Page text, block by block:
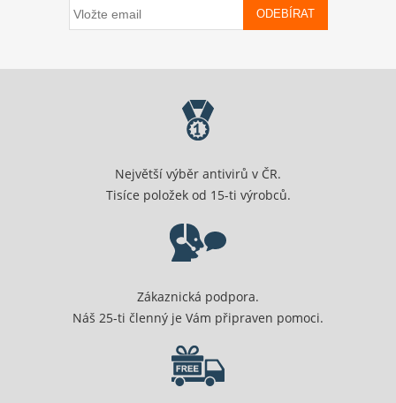
ODEBÍRAT
Největší výběr antivirů v ČR.
Tisíce položek od 15-ti výrobců.
Zákaznická podpora.
Náš 25-ti členný je Vám připraven pomoci.